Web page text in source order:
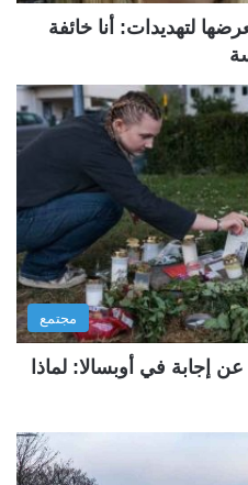
لتهديدات: أنا خائفة
مجتمع
إجابة في أوبسالا: لماذا